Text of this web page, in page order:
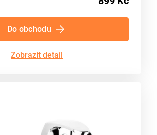
Do obchodu
Zobrazit detail